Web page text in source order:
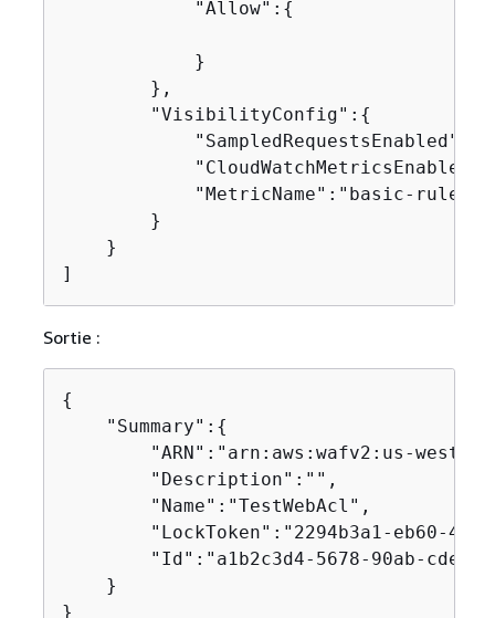
            "Allow":
{
            }
        },
        "VisibilityConfig":
{
            "MetricName":"basic-rule"
        }
    }
]
Sortie :
{
    "Summary":
{
"ARN":"arn:aws:wafv2:us-west-
        "Description":"",
        "Name":"TestWebAcl",
"LockToken":"2294b3a1-eb60-
"Id":"a1b2c3d4-5678-90ab-cdef-
    }
}